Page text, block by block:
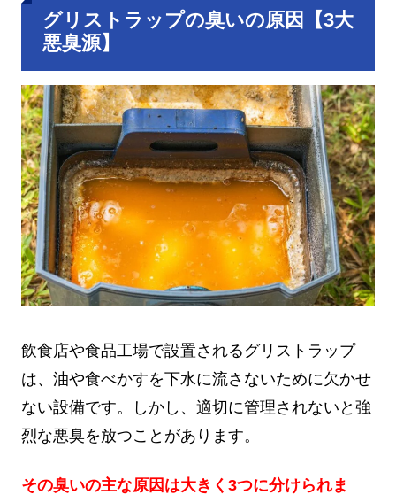
グリストラップの臭いの原因【3大
悪臭源】
飲食店や食品工場で設置されるグリストラップ
は、油や食べかすを下水に流さないために欠かせ
ない設備です。しかし、適切に管理されないと強
烈な悪臭を放つことがあります。
その臭いの主な原因は大きく3つに分けられま